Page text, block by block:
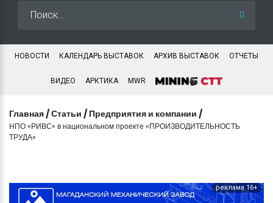
НОВОСТИ КАЛЕНДАРЬ ВЫСТАВОК АРХИВ ВЫСТАВОК ОТЧЕТЫ
ВИДЕО АРКТИКА MWR
Главная /Статьи / Предприятия и компании /
НПО «РИВС» в национальном проекте «ПРОИЗВОДИТЕЛЬНОСТЬ
ТРУДА»
реклама 16+